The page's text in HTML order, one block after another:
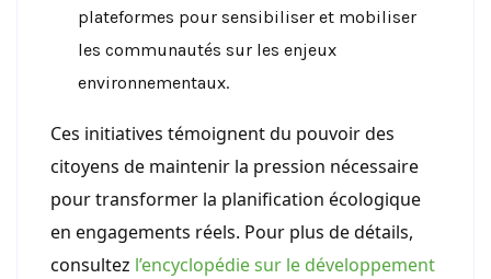
plateformes pour sensibiliser et mobiliser
les communautés sur les enjeux
environnementaux.
Ces initiatives témoignent du pouvoir des
citoyens de maintenir la pression nécessaire
pour transformer la planification écologique
en engagements réels. Pour plus de détails,
consultez l’encyclopédie sur le développement